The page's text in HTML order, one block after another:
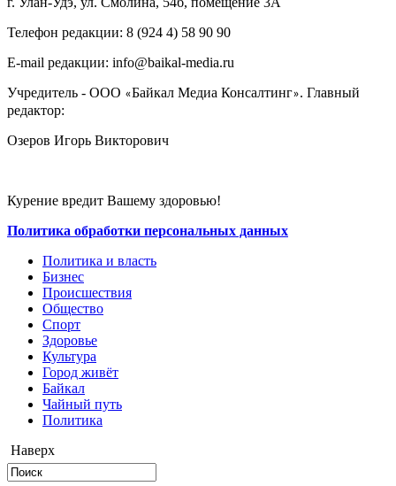
Телефон редакции: ‎‎8 (924 4) 58 90 90
E-mail редакции: info@baikal-media.ru
Учредитель - ООО «Байкал Медиа Консалтинг». Главный
редактор:
Озеров Игорь Викторович
Курение вредит Вашему здоровью!
Политика обработки персональных данных
Политика и власть
Бизнес
Происшествия
Общество
Cпорт
Здоровье
Культура
Город живёт
Байкал
Чайный путь
Политика
Наверх